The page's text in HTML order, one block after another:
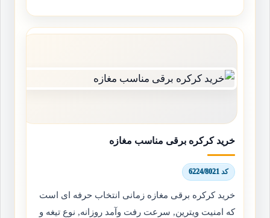
خرید کرکره برقی مناسب مغازه
کد 6224/8021
خرید کرکره برقی مغازه زمانی انتخاب حرفه ای است
که امنیت ویترین, سرعت رفت وآمد روزانه, نوع تیغه و